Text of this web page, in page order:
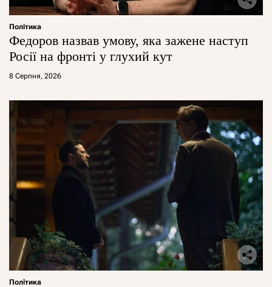
Політика
Федоров назвав умову, яка зажене наступ
Росії на фронті у глухий кут
8 Серпня, 2026
Політика